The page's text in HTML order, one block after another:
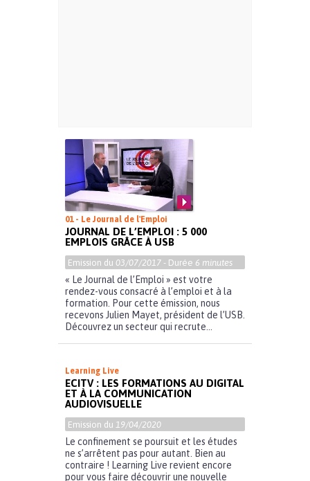
01 - Le Journal de l'Emploi
JOURNAL DE L’EMPLOI : 5 000
EMPLOIS GRÂCE À USB
Emission du 03/07/2017 - Durée 6 minutes
« Le Journal de l’Emploi » est votre
rendez-vous consacré à l’emploi et à la
formation. Pour cette émission, nous
recevons Julien Mayet, président de l’USB.
Découvrez un secteur qui recrute...
Learning Live
ECITV : LES FORMATIONS AU DIGITAL
ET À LA COMMUNICATION
AUDIOVISUELLE
Emission du 19/04/2020
Le confinement se poursuit et les études
ne s’arrêtent pas pour autant. Bien au
contraire ! Learning Live revient encore
pour vous faire découvrir une nouvelle